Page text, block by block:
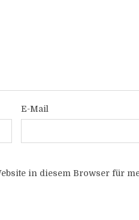
E-Mail
in diesem Browser für